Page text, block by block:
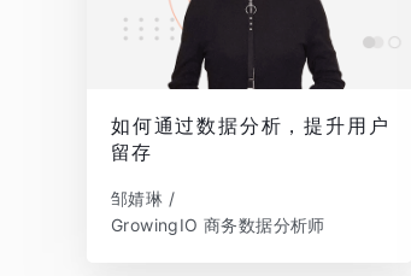
如何通过数据分析，提升用户
留存
邹婧琳 /
GrowingIO 商务数据分析师